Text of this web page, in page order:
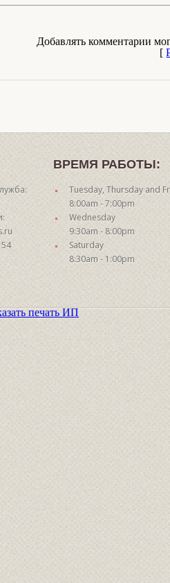
Добавлять комментарии
[
ВРЕМЯ РАБОТЫ:
Tuesday, Thursday and
8:00am - 7:00pm
Wednesday
9:30am - 8:00pm
Saturday
8:30am - 1:00pm
печать ИП